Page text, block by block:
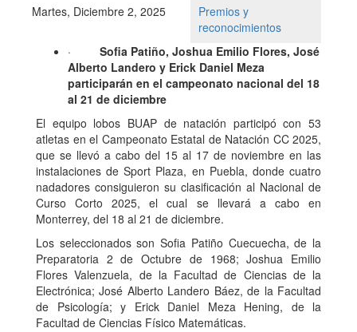
Martes, Diciembre 2, 2025
Premios y
reconocimientos
· Sofia Patiño, Joshua Emilio Flores, José
Alberto Landero y Erick Daniel Meza
participarán en el campeonato nacional del 18
al 21 de diciembre
El equipo lobos BUAP de natación participó con 53
atletas en el Campeonato Estatal de Natación CC 2025,
que se llevó a cabo del 15 al 17 de noviembre en las
instalaciones de Sport Plaza, en Puebla, donde cuatro
nadadores consiguieron su clasificación al Nacional de
Curso Corto 2025, el cual se llevará a cabo en
Monterrey, del 18 al 21 de diciembre.
Los seleccionados son Sofia Patiño Cuecuecha, de la
Preparatoria 2 de Octubre de 1968; Joshua Emilio
Flores Valenzuela, de la Facultad de Ciencias de la
Electrónica; José Alberto Landero Báez, de la Facultad
de Psicología; y Erick Daniel Meza Hening, de la
Facultad de Ciencias Físico Matemáticas.